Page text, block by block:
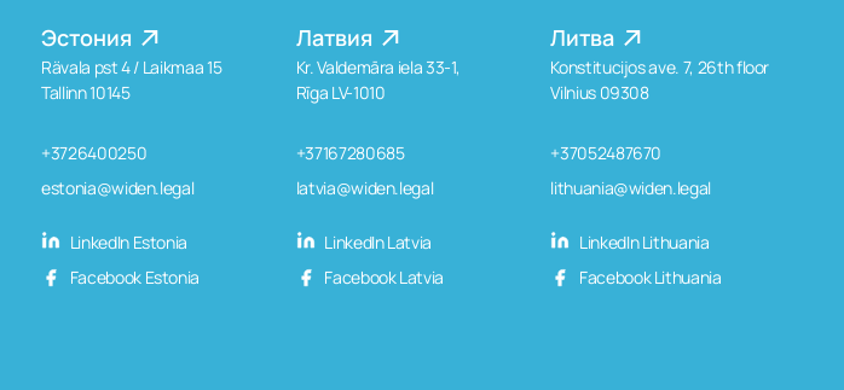
Эстония
Rävala pst 4 / Laikmaa 15
Tallinn 10145
+3726400250
estonia@widen.legal
LinkedIn Estonia
Facebook Estonia
Латвия
Kr. Valdemāra iela 33-1,
Rīga LV-1010
+37167280685
latvia@widen.legal
LinkedIn Latvia
Facebook Latvia
Литва
Konstitucijos ave. 7, 26th floor
Vilnius 09308
+37052487670
lithuania@widen.legal
LinkedIn Lithuania
Facebook Lithuania